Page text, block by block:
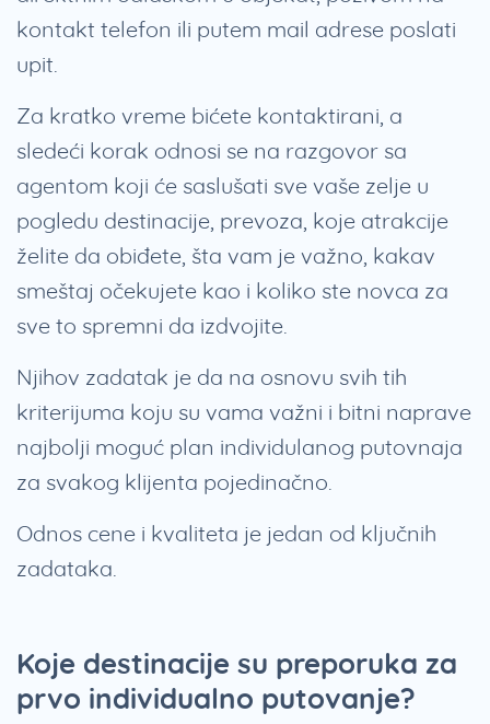
kontakt telefon ili putem mail adrese poslati
upit.
Za kratko vreme bićete kontaktirani, a
sledeći korak odnosi se na razgovor sa
agentom koji će saslušati sve vaše zelje u
pogledu destinacije, prevoza, koje atrakcije
želite da obiđete, šta vam je važno, kakav
smeštaj očekujete kao i koliko ste novca za
sve to spremni da izdvojite.
Njihov zadatak je da na osnovu svih tih
kriterijuma koju su vama važni i bitni naprave
najbolji moguć plan individulanog putovnaja
za svakog klijenta pojedinačno.
Odnos cene i kvaliteta je jedan od ključnih
zadataka.
Koje destinacije su preporuka za
prvo individualno putovanje?